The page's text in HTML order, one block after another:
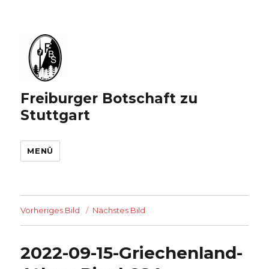
Freiburger Botschaft zu
Stuttgart
MENÜ
Vorheriges Bild Nächstes Bild
2022-09-15-Griechenland-